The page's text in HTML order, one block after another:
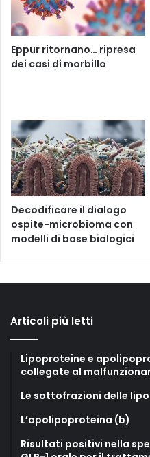
Eppur ritornano… ripresa
dei casi di morbillo
Decodificare il dialogo
ospite-microbioma con
modelli di base biologici
Articoli più letti
Lipoproteine e
collegate al
Le sottofrazioni delle
L’apolipoproteina (b)
Risultati positivi nella